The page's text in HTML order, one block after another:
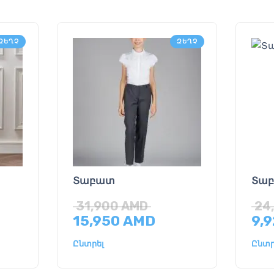
ԶԵՂՉ
Տաբատ
31,900AMD
15,950 AMD
Ընտրել